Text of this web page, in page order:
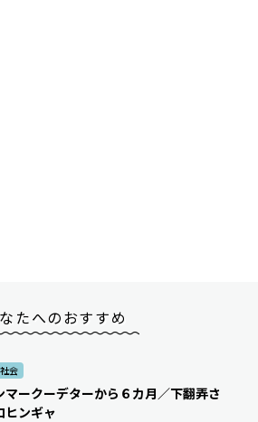
たへのおすすめ
会
マークーデターから６カ月／下――翻弄さ
ヒンギャ